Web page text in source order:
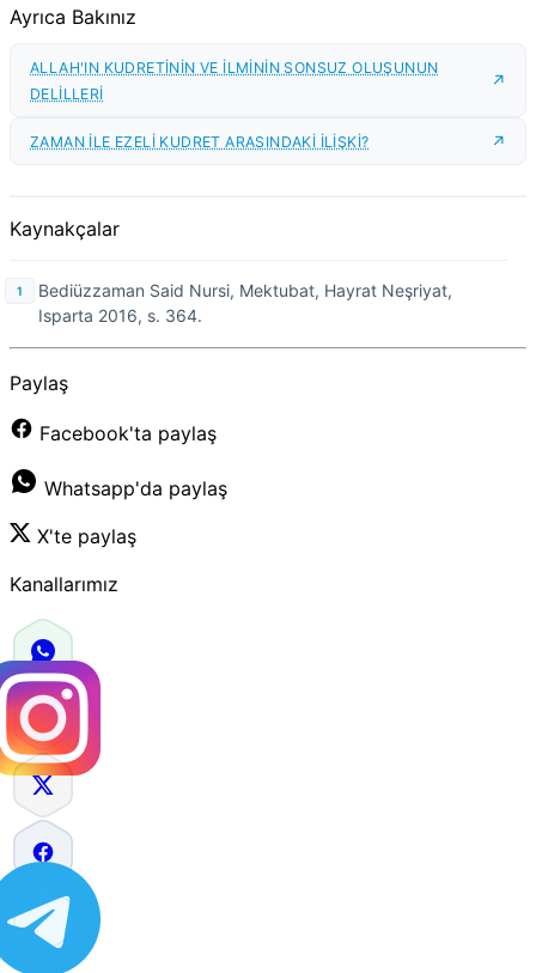
Ayrıca Bakınız
ALLAH'IN KUDRETİNİN VE İLMİNİN SONSUZ OLUŞUNUN
DELİLLERİ
ZAMAN İLE EZELİ KUDRET ARASINDAKİ İLİŞKİ?
Kaynakçalar
Bediüzzaman Said Nursi, Mektubat, Hayrat Neşriyat,
Isparta 2016, s. 364.
Paylaş
Facebook'ta paylaş
Whatsapp'da paylaş
X'te paylaş
Kanallarımız